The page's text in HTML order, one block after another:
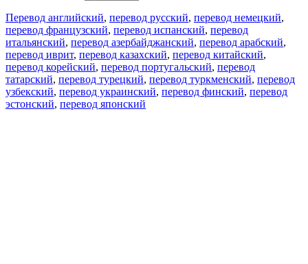
Перевод английский, перевод русский, перевод немецкий,
перевод французский, перевод испанский, перевод
итальянский, перевод азербайджанский, перевод арабский,
перевод иврит, перевод казахский, перевод китайский,
перевод корейский, перевод португальский, перевод
татарский, перевод турецкий, перевод туркменский, перевод
узбекский, перевод украинский, перевод финский, перевод
эстонский, перевод японский